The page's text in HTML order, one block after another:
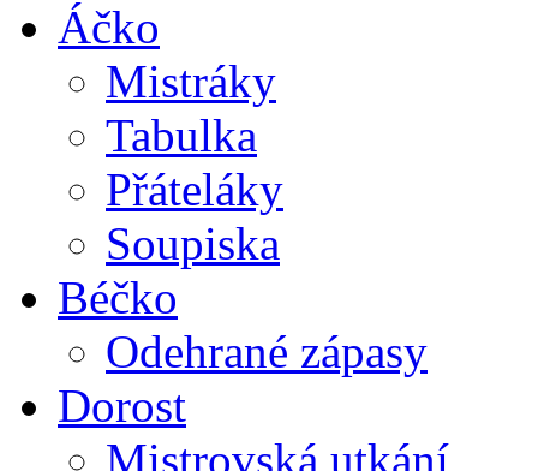
Áčko
Mistráky
Tabulka
Přáteláky
Soupiska
Béčko
Odehrané zápasy
Dorost
Mistrovská utkání